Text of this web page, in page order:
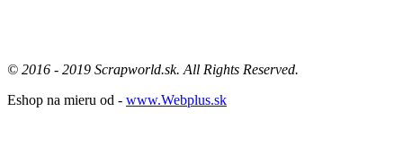
© 2016 - 2019 Scrapworld.sk. All Rights Reserved.
Eshop na mieru od - www.Webplus.sk